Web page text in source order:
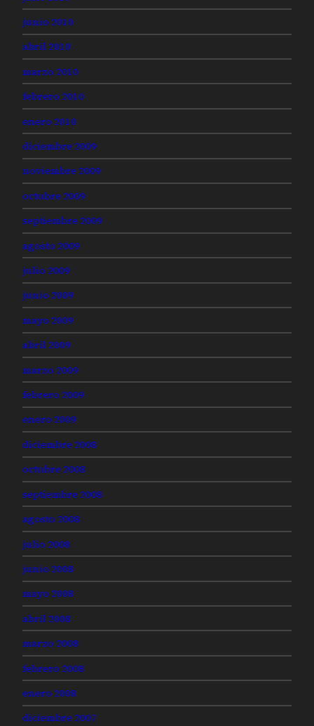
junio 2010
abril 2010
marzo 2010
febrero 2010
enero 2010
diciembre 2009
noviembre 2009
octubre 2009
septiembre 2009
agosto 2009
julio 2009
junio 2009
mayo 2009
abril 2009
marzo 2009
febrero 2009
enero 2009
diciembre 2008
octubre 2008
septiembre 2008
agosto 2008
julio 2008
junio 2008
mayo 2008
abril 2008
marzo 2008
febrero 2008
enero 2008
diciembre 2007